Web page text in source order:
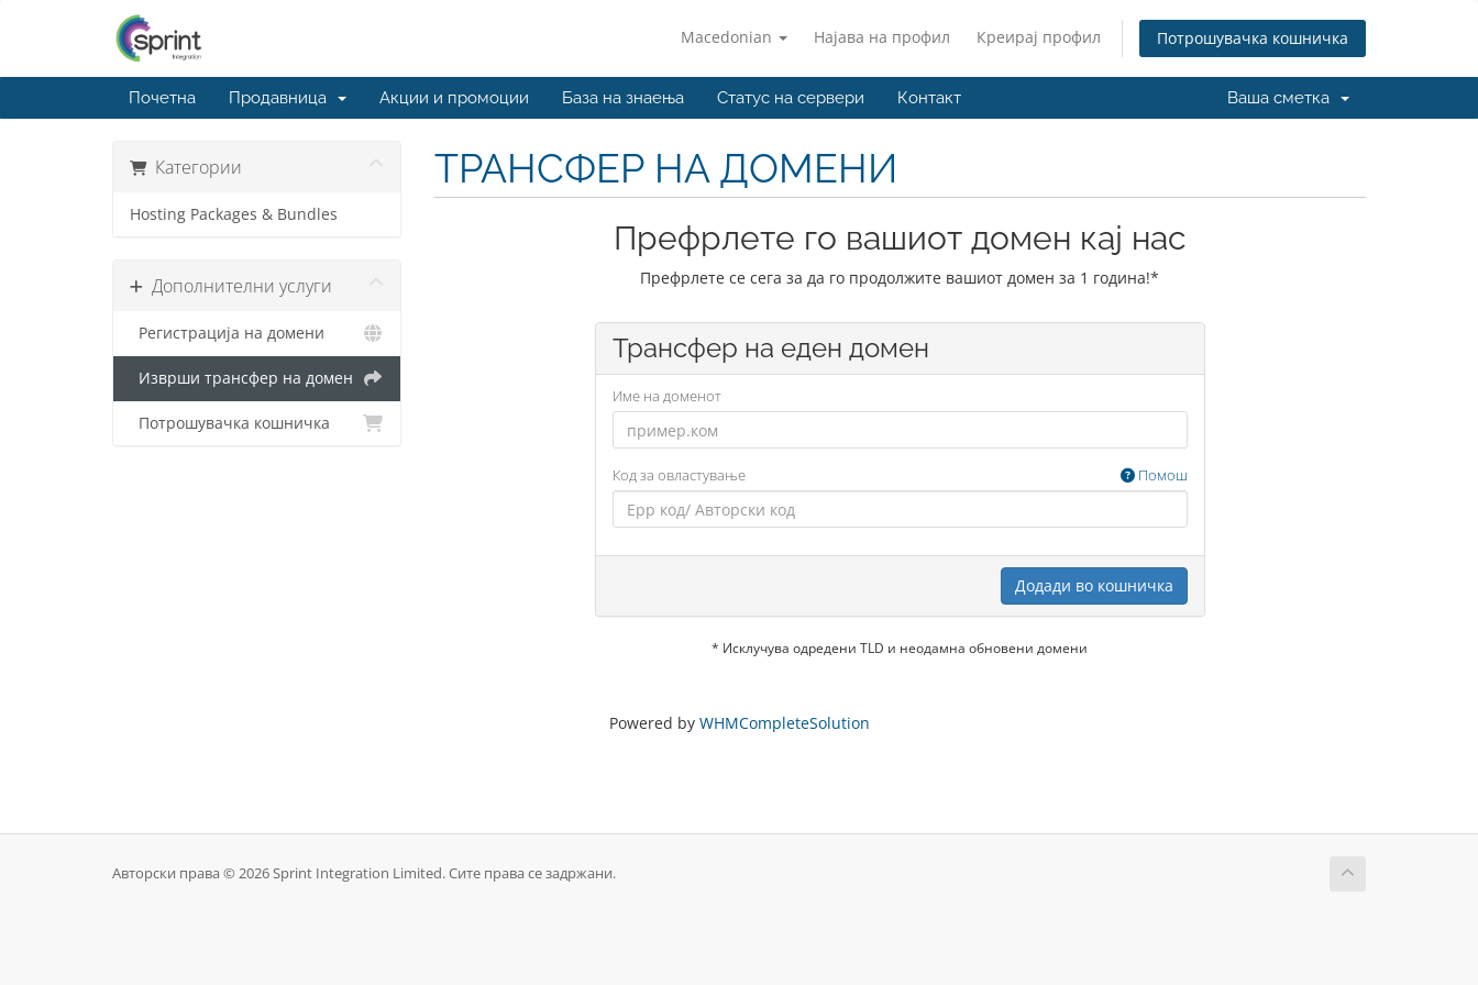
Macedonian Најава на профил Креирај профил Потрошувачка кошничка
Почетна Продавница Акции и промоции База на знаења Статус на сервери Контакт Ваша сметка
Категории
Hosting Packages & Bundles
Дополнителни услуги
Регистрација на домени
Изврши трансфер на домен
Потрошувачка кошничка
ТРАНСФЕР НА ДОМЕНИ
Префрлете го вашиот домен кај нас
Префрлете се сега за да го продолжите вашиот домен за 1 година!*
Трансфер на еден домен
Име на доменот
Код за овластување Помош
Додади во кошничка
* Исклучува одредени TLD и неодамна обновени домени
Powered by WHMCompleteSolution
Авторски права © 2026 Sprint Integration Limited. Сите права се задржани.